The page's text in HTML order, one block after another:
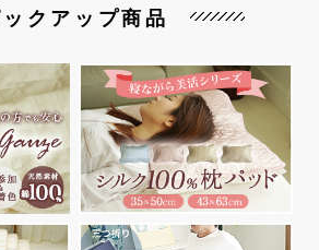
ックアップ商品